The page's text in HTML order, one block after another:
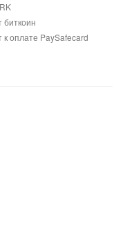
биткоин
оплате PaySafecard